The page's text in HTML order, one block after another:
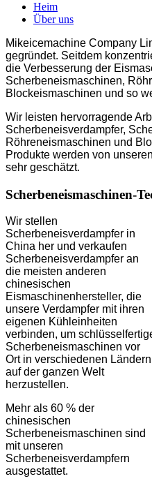
Heim
Über uns
Mikeicemachine Company
gegründet. Seitdem
die Verbesserung der
Scherbeneismaschinen,
Blockeismaschinen und so
Wir leisten hervorragende
Scherbeneisverdampfer,
Röhreneismaschinen und
Produkte werden von
sehr geschätzt.
Scherbeneismaschinen-
Wir stellen
Scherbeneisverdampfer in
China her und verkaufen
Scherbeneisverdampfer an
die meisten anderen
chinesischen
Eismaschinenhersteller, die
unsere Verdampfer mit ihren
eigenen Kühleinheiten
verbinden, um
Scherbeneismaschinen vor
Ort in verschiedenen Ländern
auf der ganzen Welt
herzustellen.
Mehr als 60 % der
chinesischen
Scherbeneismaschinen sind
mit unseren
Scherbeneisverdampfern
ausgestattet.